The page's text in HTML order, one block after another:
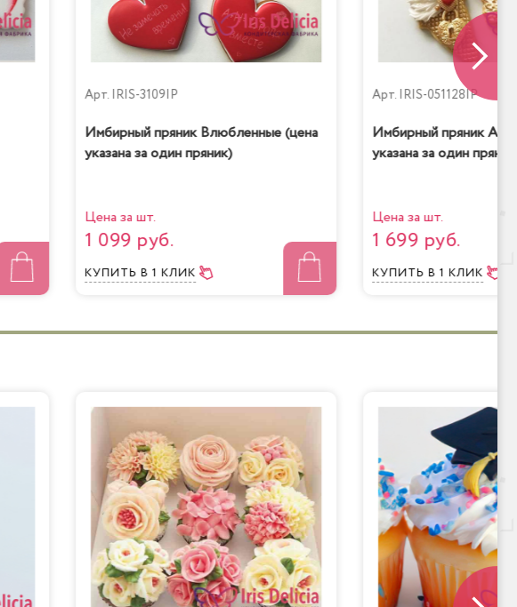
Арт. IRIS-3109IP
Имбирный пряник Влюбленные (цена
указана за один пряник)
Цена за шт.
1 099 руб.
КУПИТЬВ 1 КЛИК
Арт. IRIS-051128IP
Имбирный пряник
указана за один
Цена за шт.
1 699 руб.
КУПИТЬ В 1 КЛИК